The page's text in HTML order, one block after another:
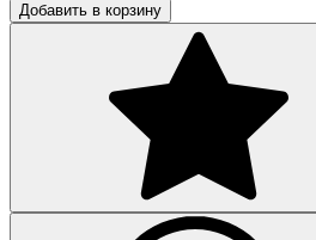
Добавить в корзину